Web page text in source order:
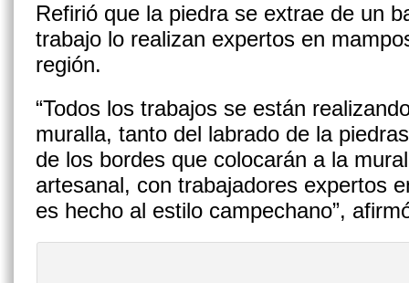
Refirió que la piedra se extrae de un
trabajo lo realizan expertos en
región.
“Todos los trabajos se están
muralla, tanto del labrado de la
de los bordes que colocarán a la
artesanal, con trabajadores expertos
es hecho al estilo campechano”,